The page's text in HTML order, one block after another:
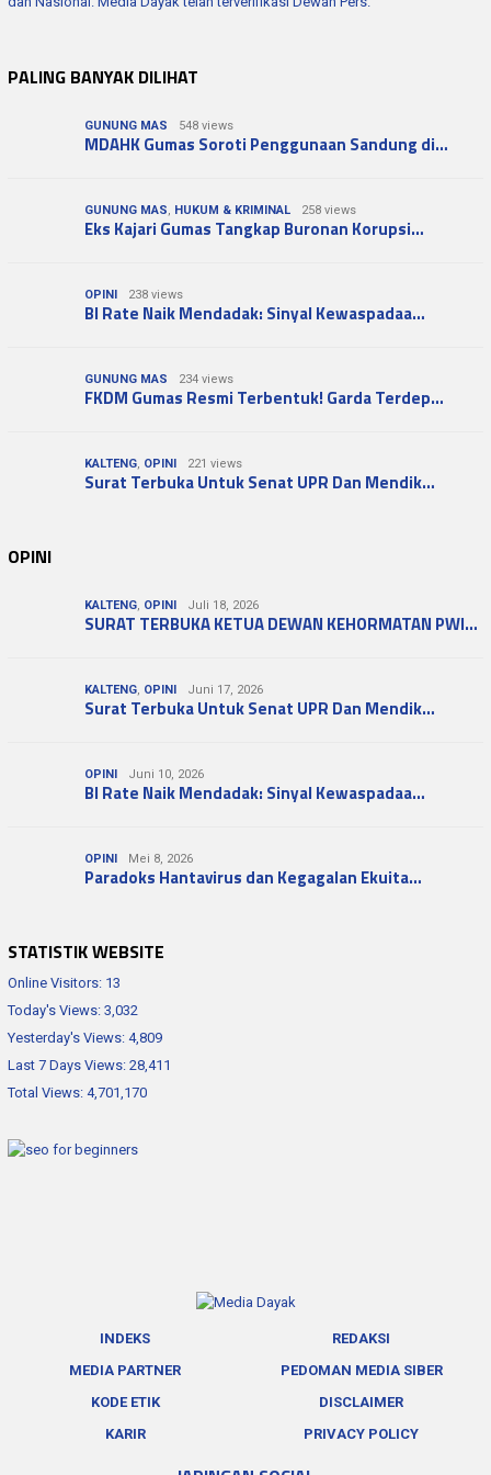
PALING BANYAK DILIHAT
GUNUNG MAS 548 views
MDAHK Gumas Soroti Penggunaan Sandung di…
GUNUNG MAS HUKUM & KRIMINAL 258 views
Eks Kajari Gumas Tangkap Buronan Korupsi…
OPINI 238 views
BI Rate Naik Mendadak: Sinyal Kewaspadaa…
GUNUNG MAS 234 views
FKDM Gumas Resmi Terbentuk! Garda Terdep…
KALTENG OPINI 221 views
Surat Terbuka Untuk Senat UPR Dan Mendik…
OPINI
KALTENG OPINI Juli 18, 2026
SURAT TERBUKA KETUA DEWAN KEHORMATAN PWI…
KALTENG OPINI Juni 17, 2026
Surat Terbuka Untuk Senat UPR Dan Mendik…
OPINI Juni 10, 2026
BI Rate Naik Mendadak: Sinyal Kewaspadaa…
OPINI Mei 8, 2026
Paradoks Hantavirus dan Kegagalan Ekuita…
STATISTIK WEBSITE
Online Visitors: 13
Today's Views: 3,032
Yesterday's Views: 4,809
Last 7 Days Views: 28,411
Total Views: 4,701,170
INDEKS
REDAKSI
MEDIA PARTNER
PEDOMAN MEDIA SIBER
KODE ETIK
DISCLAIMER
KARIR
PRIVACY POLICY